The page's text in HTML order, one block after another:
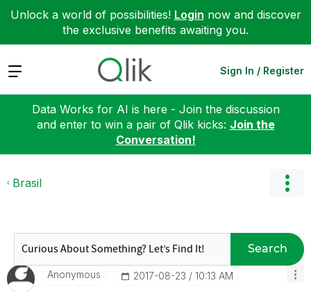
Unlock a world of possibilities! Login now and discover
the exclusive benefits awaiting you.
Expand Sign In / Register
Data Works for AI is here - Join the discussion
and enter to win a pair of Qlik kicks: Join the
Conversation!
Brasil
Search
Anonymous ‎2017-08-23 10:13 AM